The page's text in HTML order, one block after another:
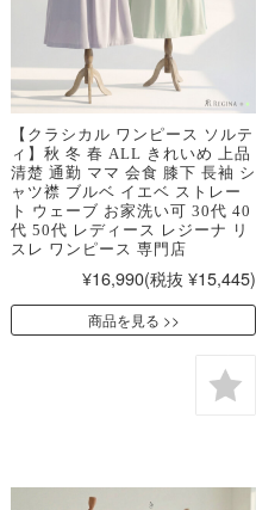
【クラシカル ワンピース ソルテ
ィ】秋 冬 春 ALL きれいめ 上品
清楚 通勤 ママ 会食 膝下 長袖 シ
ャツ襟 ブルベ イエベ ストレー
ト ウェーブ お家洗い可 30代 40
代 50代 レディース レジーナ リ
スレ ワンピース 専門店
¥16,990(税抜 ¥15,445)
商品を見る